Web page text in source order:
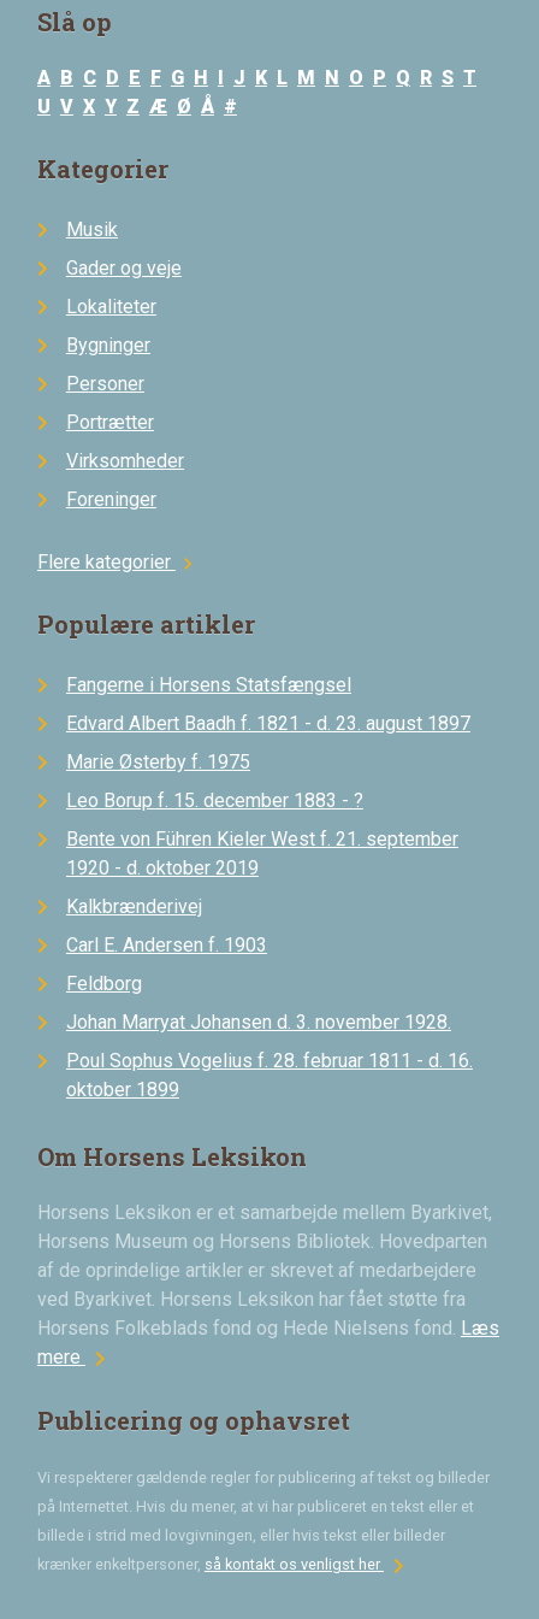
Slå op
A B C D E F G H I J K L M N O P Q R S T
U V X Y Z Æ Ø Å #
Kategorier
Musik
Gader og veje
Lokaliteter
Bygninger
Personer
Portrætter
Virksomheder
Foreninger
Flere kategorier chevron_right
Populære artikler
Fangerne i Horsens Statsfængsel
Edvard Albert Baadh f. 1821 - d. 23. august 1897
Marie Østerby f. 1975
Leo Borup f. 15. december 1883 - ?
Bente von Führen Kieler West f. 21. september
1920 - d. oktober 2019
Kalkbrænderivej
Carl E. Andersen f. 1903
Feldborg
Johan Marryat Johansen d. 3. november 1928.
Poul Sophus Vogelius f. 28. februar 1811 - d. 16.
oktober 1899
Om Horsens Leksikon
Horsens Leksikon er et samarbejde mellem Byarkivet,
Horsens Museum og Horsens Bibliotek. Hovedparten
af de oprindelige artikler er skrevet af medarbejdere
ved Byarkivet. Horsens Leksikon har fået støtte fra
Horsens Folkeblads fond og Hede Nielsens fond. Læs
mere chevron_right
Publicering og ophavsret
Vi respekterer gældende regler for publicering af tekst og billeder
på Internettet. Hvis du mener, at vi har publiceret en tekst eller et
billede i strid med lovgivningen, eller hvis tekst eller billeder
krænker enkeltpersoner, så kontakt os venligst herchevron_right